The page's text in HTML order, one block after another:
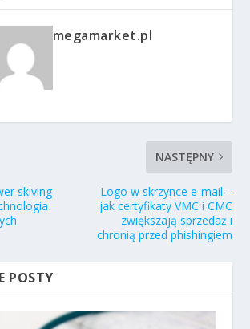
megamarket.pl
skiving
NASTĘPNY
Logo w skrzynce e-mail –
jak certyfikaty VMC i CMC
zwiększają sprzedaż i
chronią przed phishingiem
POSTY